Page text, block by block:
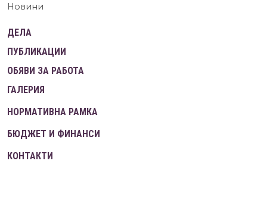
Новини
ДЕЛА
ПУБЛИКАЦИИ
ОБЯВИ ЗА РАБОТА
ГАЛЕРИЯ
НОРМАТИВНА РАМКА
БЮДЖЕТ И ФИНАНСИ
КОНТАКТИ